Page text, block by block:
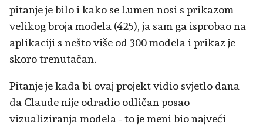
pitanje je bilo i kako se Lumen nosi s prikazom
velikog broja modela (425), ja sam ga isprobao na
aplikaciji s nešto više od 300 modela i prikaz je
skoro trenutačan.
Pitanje je kada bi ovaj projekt vidio svjetlo dana
da Claude nije odradio odličan posao
vizualiziranja modela - to je meni bio najveći